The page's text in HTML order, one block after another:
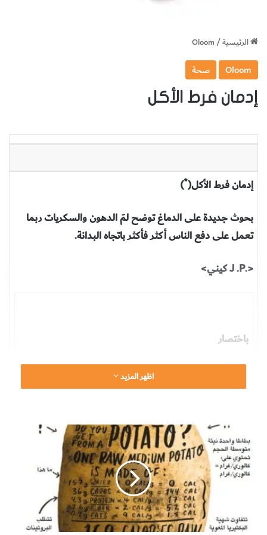
الرئيسية/
Oloom
Oloom صحة
إدمان فرط الأكل
إدمان فرط الأكل(*
)
بحوث جديدة على الدماغ توضح لمَ الدهون والسكريات ربما
تعمل على دفع الناس أكثر فأكثر باتجاه البدانة.
<.J .P كيني>
باختصار
اضطرابا سلوكيا، مثل فقدان القدرة على التحكم في النفس،
وأنه لاينجم عن اختلال هرموني.
وعوضا عن ذلك، يمكن للأطعمة الغنية بالدهون والسكريات
أن تسبب شحنا فائقا لنظام المكافأة في الدماغ، الذي يمكن
اظهر المزيد